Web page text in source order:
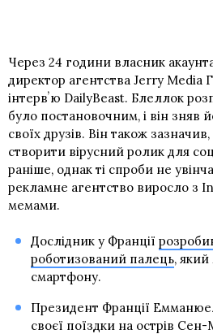
Через 24 години власник
директор агентства Jerry Media
інтервʼю DailyBeast. Блеллок
було постановочним, і він зняв
своїх друзів. Він також
створити вірусний ролик для
раніше, однак ті спроби не
рекламне агентство виросло з
мемами.
Дослідник у Франції
роботизований палець,
смартфону.
Президент Франції
своєї поїздки на острів